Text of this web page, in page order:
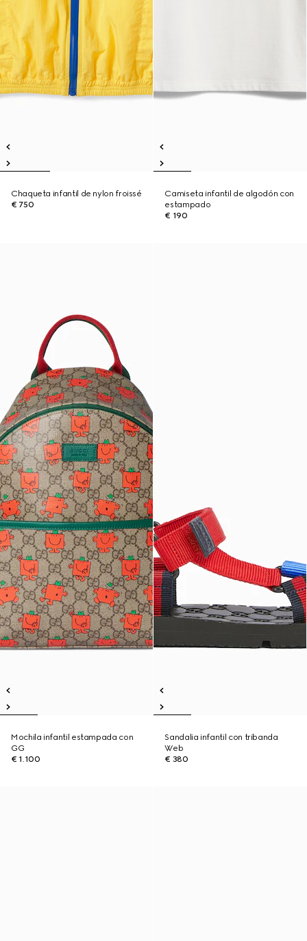
Chaqueta infantil de nylon froissé
€ 750
Camiseta infantil de algodón con
estampado
€ 190
Mochila infantil estampada con
GG
€ 1.100
Sandalia infantil con tribanda
Web
€ 380